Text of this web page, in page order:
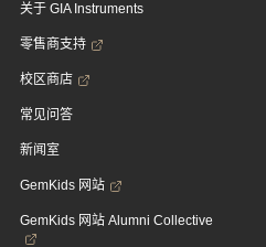
关于 GIA Instruments
零售商支持
校区商店
常见问答
新闻室
GemKids 网站
GemKids 网站 Alumni Collective